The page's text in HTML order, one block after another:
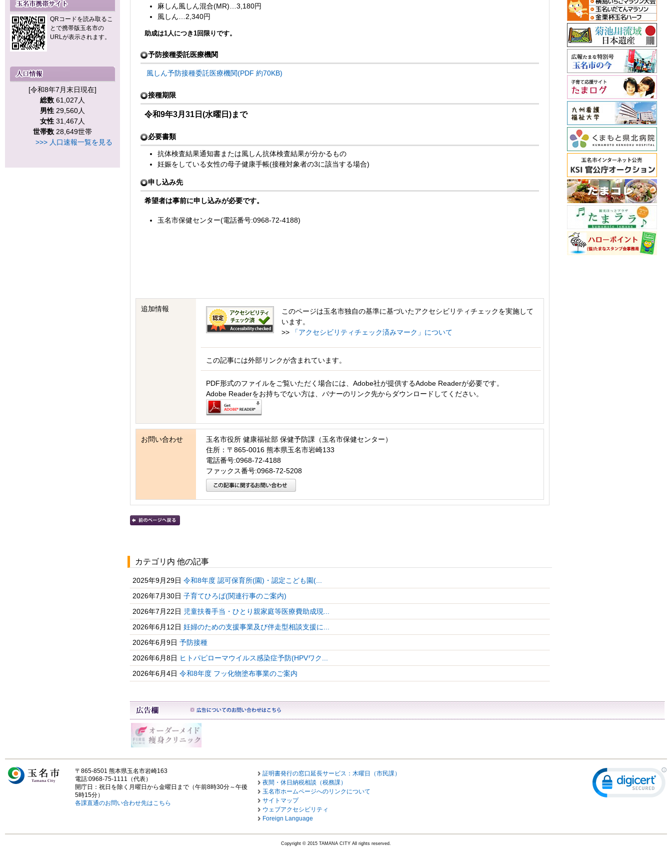
QRコードを読み取るこ
とで携帯版玉名市の
URLが表示されます。
[令和8年7月末日現在]
総数 61,027人
男性 29,560人
女性 31,467人
世帯数 28,649世帯
>>> 人口速報一覧を見る
麻しん風しん混合(MR)…3,180円
風しん…2,340円
助成は1人につき1回限りです。
予防接種委託医療機関
風しん予防接種委託医療機関(PDF 約70KB)
接種期限
令和9年3月31日(水曜日)まで
必要書類
抗体検査結果通知書または風しん抗体検査結果が分かるもの
妊娠をしている女性の母子健康手帳(接種対象者の3に該当する場合)
申し込み先
希望者は事前に申し込みが必要です。
玉名市保健センター(電話番号:0968-72-4188)
追加情報
このページは玉名市独自の基準に基づいたアクセシビリティチェックを実施して
います。
>>
「アクセシビリティチェック済みマーク」について
この記事には外部リンクが含まれています。
PDF形式のファイルをご覧いただく場合には、Adobe社が提供するAdobe Readerが必要です。
Adobe Readerをお持ちでない方は、バナーのリンク先からダウンロードしてください。
お問い合わせ
玉名市役所 健康福祉部 保健予防課（玉名市保健センター）
住所：〒865-0016 熊本県玉名市岩崎133
電話番号:0968-72-4188
ファックス番号:0968-72-5208
カテゴリ内 他の記事
2025年9月29日 令和8年度 認可保育所(園)・認定こども園(...
2026年7月30日 子育てひろば(関連行事のご案内)
2026年7月22日 児童扶養手当・ひとり親家庭等医療費助成現...
2026年6月12日 妊婦のための支援事業及び伴走型相談支援に...
2026年6月9日 予防接種
2026年6月8日 ヒトパピローマウイルス感染症予防(HPVワク...
2026年6月4日 令和8年度 フッ化物塗布事業のご案内
〒865-8501 熊本県玉名市岩崎163
電話:0968-75-1111（代表）
開庁日：祝日を除く月曜日から金曜日まで（午前8時30分～午後
5時15分）
各課直通のお問い合わせ先はこちら
証明書発行の窓口延長サービス：木曜日（市民課）
夜間・休日納税相談（税務課）
玉名市ホームページへのリンクについて
サイトマップ
ウェブアクセシビリティ
Foreign Language
Copyright © 2015 TAMANA CITY All rights reserved.